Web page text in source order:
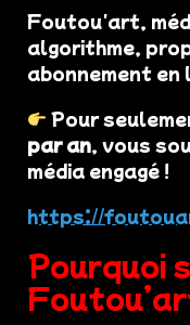
Foutou'art,
algorithme,
abonnement en
Pour
par an, vous
média engagé !
https://
Pourquoi